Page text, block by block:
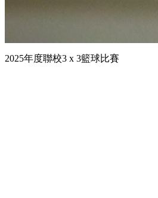
2025年度聯校3 x 3籃球比賽